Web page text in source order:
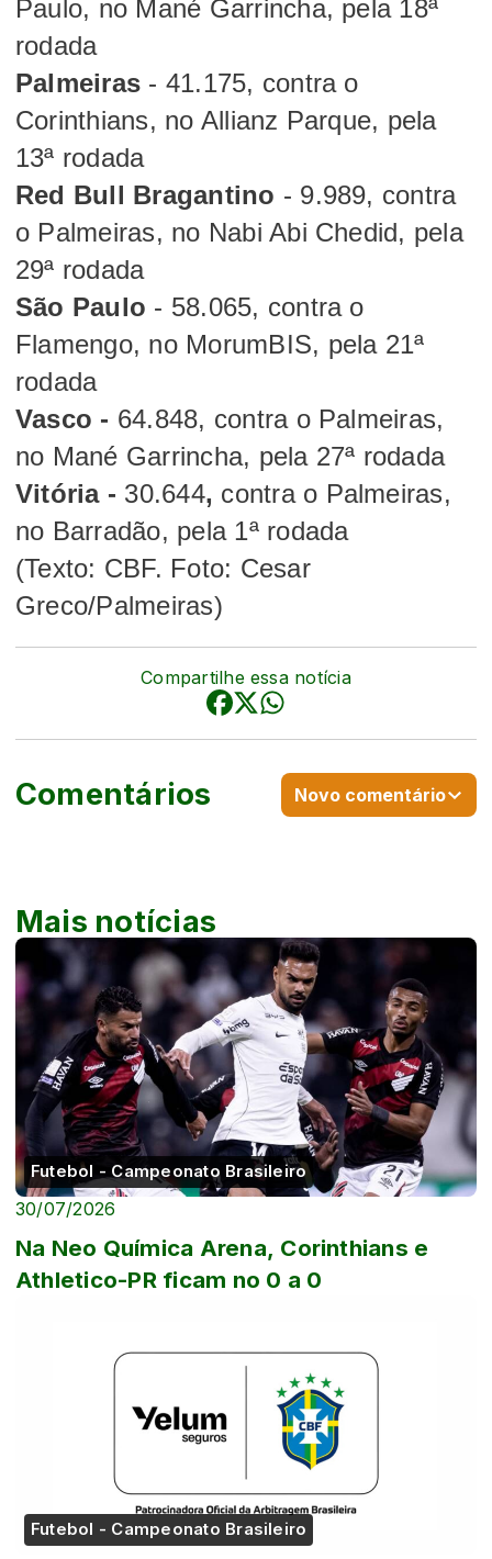
Paulo, no Mané Garrincha, pela 18ª
rodada
Palmeiras - 41.175, contra o
Corinthians, no Allianz Parque, pela
13ª rodada
Red Bull Bragantino - 9.989, contra
o Palmeiras, no Nabi Abi Chedid, pela
29ª rodada
São Paulo - 58.065, contra o
Flamengo, no MorumBIS, pela 21ª
rodada
Vasco - 64.848, contra o Palmeiras,
no Mané Garrincha, pela 27ª rodada
Vitória - 30.644, contra o Palmeiras,
no Barradão, pela 1ª rodada
(Texto: CBF. Foto: Cesar
Greco/Palmeiras)
Compartilhe essa notícia
Comentários Novo comentário
Mais notícias
Futebol - Campeonato Brasileiro
30/07/2026
Na Neo Química Arena, Corinthians e
Athletico-PR ficam no 0 a 0
Futebol - Campeonato Brasileiro